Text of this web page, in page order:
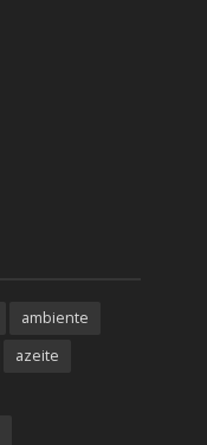
ambiente
azeite